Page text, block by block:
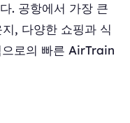
. 공항에서 가장 큰
, 다양한 쇼핑과 식
로의 빠른 AirTrain